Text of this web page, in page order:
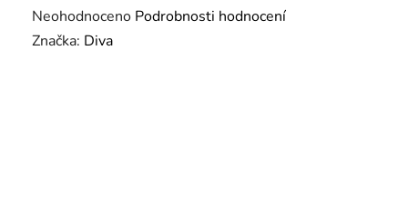
Průměrné
hodnocení
Neohodnoceno Podrobnosti hodnocení
Značka: Diva